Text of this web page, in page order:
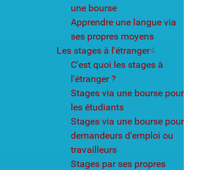
une bourse
Apprendre une langue via
ses propres moyens
Les stages à l'étranger4
C'est quoi les stages à
l'étranger ?
Stages via une bourse pour
les étudiants
Stages via une bourse pour
demandeurs d'emploi ou
travailleurs
Stages par ses propres